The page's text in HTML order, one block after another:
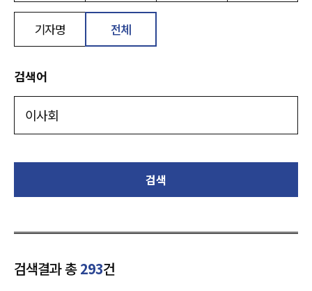
기자명 전체
검색어
검색
검색결과 총293건